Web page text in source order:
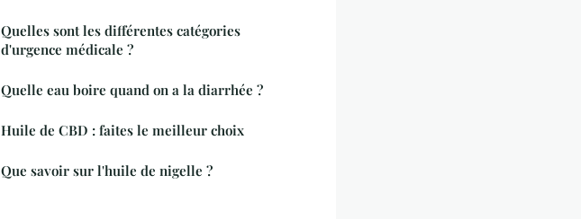
Quelles sont les différentes catégories
d'urgence médicale ?
Quelle eau boire quand on a la diarrhée ?
Huile de CBD : faites le meilleur choix
Que savoir sur l'huile de nigelle ?